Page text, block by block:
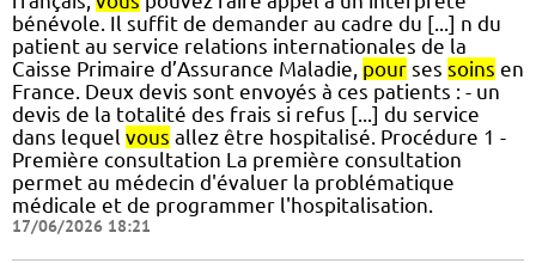
bénévole. Il suffit de demander au cadre du [...] n du
patient au service relations internationales de la
Caisse Primaire d’Assurance Maladie, pour ses soins en
France. Deux devis sont envoyés à ces patients : - un
devis de la totalité des frais si refus [...] du service
dans lequel vous allez être hospitalisé. Procédure 1 -
Première consultation La première consultation
permet au médecin d'évaluer la problématique
médicale et de programmer l'hospitalisation.
17/06/2026 18:21